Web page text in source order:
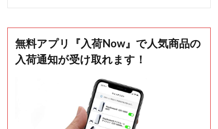
無料アプリ『入荷Now』で人気商品の
入荷通知が受け取れます！